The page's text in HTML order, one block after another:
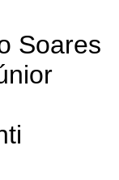
Soares